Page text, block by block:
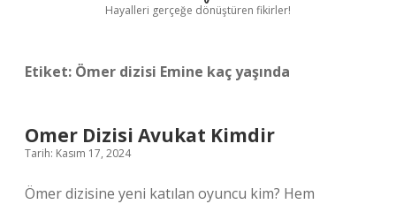
Yasal Uyarı
Hayalleri gerçeğe dönüştüren fikirler!
Etiket: Ömer dizisi Emine kaç yaşında
Omer Dizisi Avukat Kimdir
Tarih: Kasım 17, 2024
Ömer dizisine yeni katılan oyuncu kim? Hem